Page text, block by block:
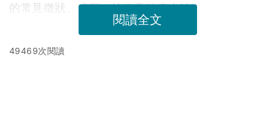
的常見徵狀、成因、檢查及治療方法。
閱讀全文
49469次閱讀